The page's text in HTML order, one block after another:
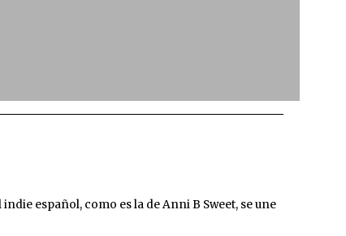
español, como es la de Anni B Sweet, se une